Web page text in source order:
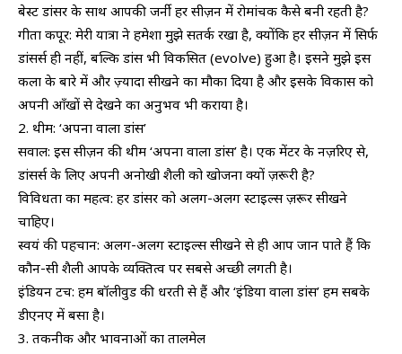
बेस्ट डांसर के साथ आपकी जर्नी हर सीज़न में रोमांचक कैसे बनी रहती है?
​गीता कपूर: मेरी यात्रा ने हमेशा मुझे सतर्क रखा है, क्योंकि हर सीज़न में सिर्फ
डांसर्स ही नहीं, बल्कि डांस भी विकसित (evolve) हुआ है। इसने मुझे इस
कला के बारे में और ज़्यादा सीखने का मौका दिया है और इसके विकास को
अपनी आँखों से देखने का अनुभव भी कराया है।
​2. थीम: ‘अपना वाला डांस’
​सवाल: इस सीज़न की थीम ‘अपना वाला डांस’ है। एक मेंटर के नज़रिए से,
डांसर्स के लिए अपनी अनोखी शैली को खोजना क्यों ज़रूरी है?
​विविधता का महत्व: हर डांसर को अलग-अलग स्टाइल्स ज़रूर सीखने
चाहिए।
​स्वयं की पहचान: अलग-अलग स्टाइल्स सीखने से ही आप जान पाते हैं कि
कौन-सी शैली आपके व्यक्तित्व पर सबसे अच्छी लगती है।
​इंडियन टच: हम बॉलीवुड की धरती से हैं और ‘इंडिया वाला डांस’ हम सबके
डीएनए में बसा है।
​3. तकनीक और भावनाओं का तालमेल